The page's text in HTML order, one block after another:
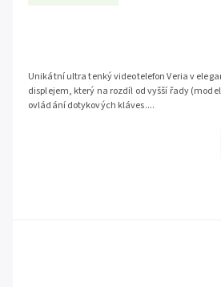
Unikátní ultra tenký videotelefon Veria v
displejem, který na rozdíl od vyšší řady
ovládání dotykových kláves....